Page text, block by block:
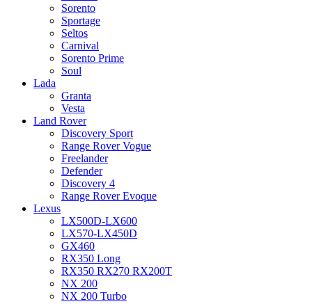
Sorento
Sportage
Seltos
Carnival
Sorento Prime
Soul
Lada
Granta
Vesta
Land Rover
Discovery Sport
Range Rover Vogue
Freelander
Defender
Discovery 4
Range Rover Evoque
Lexus
LX500D-LX600
LX570-LX450D
GX460
RX350 Long
RX350 RX270 RX200T
NX 200
NX 200 Turbo